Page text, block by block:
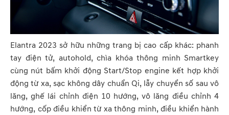
Elantra 2023 sở hữu những trang bị cao cấp khác: phanh
tay điện tử, autohold, chìa khóa thông minh Smartkey
cùng nút bấm khởi động Start/Stop engine kết hợp khởi
động từ xa, sạc không dây chuẩn Qi, lẫy chuyển số sau vô
lăng, ghế lái chỉnh điện 10 hướng, vô lăng điều chỉnh 4
hướng, cốp điều khiển từ xa thông minh, điều khiển hành